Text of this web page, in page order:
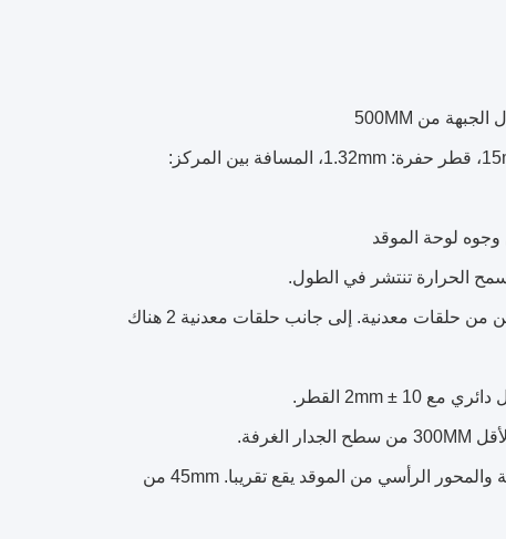
2. منظم مع 3 صفوف من الثقوب عبر، متوسط ​​العرض الأمامي من الموقد: 15mm، قطر حفرة: 1.32mm، المسافة بين المركز:
إلى جانب حلقات معدنية 2 هناك
45mm من